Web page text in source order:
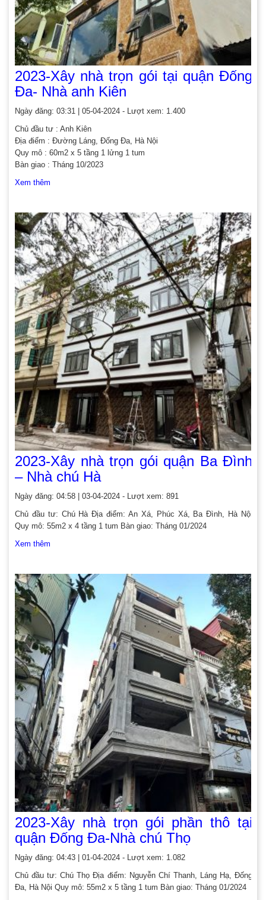
2023-Xây nhà trọn gói tại quận Đống
Đa- Nhà anh Kiên
Ngày đăng: 03:31 | 05-04-2024 - Lượt xem: 1.400
Chủ đầu tư : Anh Kiên
Địa điểm : Đường Láng, Đống Đa, Hà Nội
Quy mô : 60m2 x 5 tầng 1 lửng 1 tum
Bàn giao : Tháng 10/2023
Xem thêm
2023-Xây nhà trọn gói quận Ba Đình
– Nhà chú Hà
Ngày đăng: 04:58 | 03-04-2024 - Lượt xem: 891
Chủ đầu tư: Chú Hà Địa điểm: An Xá, Phúc Xá, Ba Đình, Hà Nội
Quy mô: 55m2 x 4 tầng 1 tum Bàn giao: Tháng 01/2024
Xem thêm
2023-Xây nhà trọn gói phần thô tại
quận Đống Đa-Nhà chú Thọ
Ngày đăng: 04:43 | 01-04-2024 - Lượt xem: 1.082
Chủ đầu tư: Chú Thọ Địa điểm: Nguyễn Chí Thanh, Láng Hạ, Đống
Đa, Hà Nội Quy mô: 55m2 x 5 tầng 1 tum Bàn giao: Tháng 01/2024